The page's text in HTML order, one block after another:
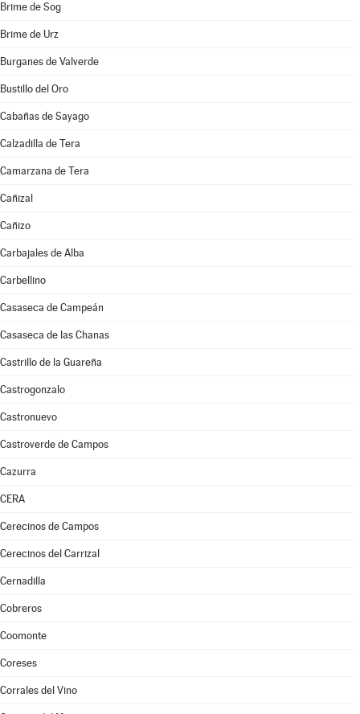
Brime de Sog
Brime de Urz
Burganes de Valverde
Bustillo del Oro
Cabañas de Sayago
Calzadilla de Tera
Camarzana de Tera
Cañizal
Cañizo
Carbajales de Alba
Carbellino
Casaseca de Campeán
Casaseca de las Chanas
Castrillo de la Guareña
Castrogonzalo
Castronuevo
Castroverde de Campos
Cazurra
CERA
Cerecinos de Campos
Cerecinos del Carrizal
Cernadilla
Cobreros
Coomonte
Coreses
Corrales del Vino